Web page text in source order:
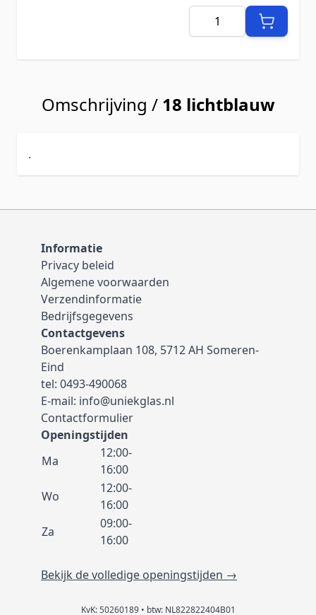
Aantal
Omschrijving / 18 lichtblauw
.
Informatie
Privacy beleid
Algemene voorwaarden
Verzendinformatie
Bedrijfsgegevens
Contactgevens
Boerenkamplaan 108, 5712 AH Someren-
Eind
tel: 0493-490068
E-mail: info@uniekglas.nl
Contactformulier
Openingstijden
Ma
12:00-
16:00
Wo
12:00-
16:00
Za
09:00-
16:00
Bekijk de volledige openingstijden →
KvK: 50260189 • btw: NL822822404B01